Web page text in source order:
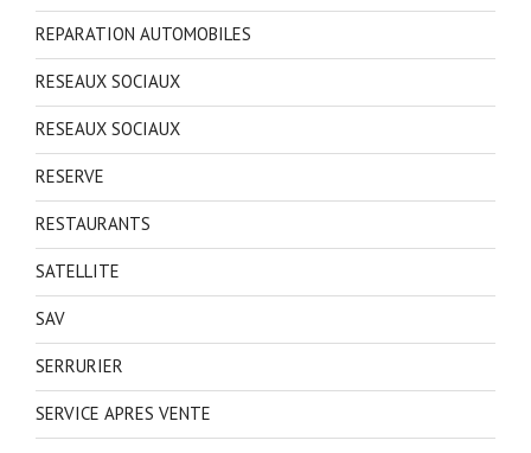
REPARATION AUTOMOBILES
RESEAUX SOCIAUX
RESEAUX SOCIAUX
RESERVE
RESTAURANTS
SATELLITE
SAV
SERRURIER
SERVICE APRES VENTE